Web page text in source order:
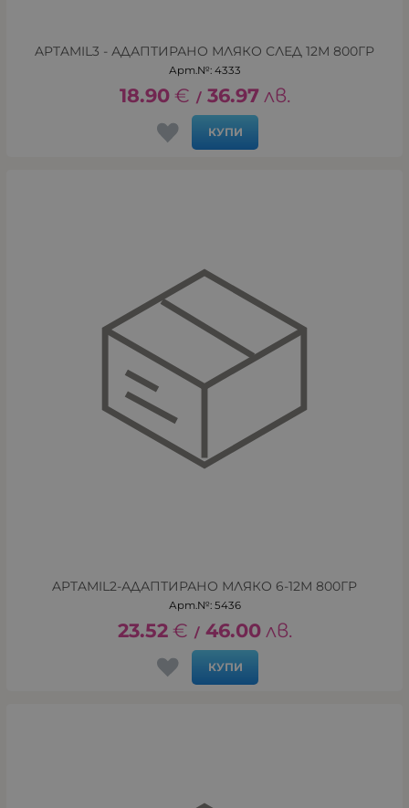
APTAMIL3 - АДАПТИРАНО МЛЯКО СЛЕД 12М 800ГР
Арт.№: 4333
18.90 € / 36.97 лв.
КУПИ
APTAMIL2-АДАПТИРАНО МЛЯКО 6-12М 800ГР
Арт.№: 5436
23.52 € / 46.00 лв.
КУПИ